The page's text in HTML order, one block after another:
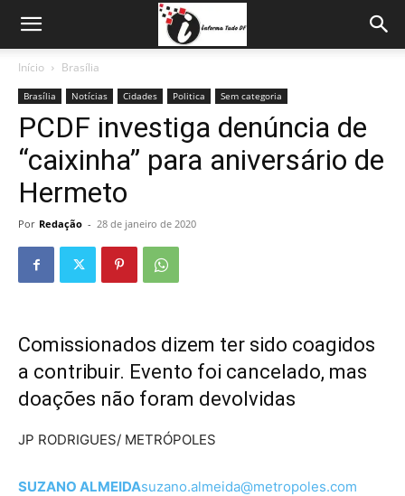
Início Brasília
Brasília Notícias Cidades Politica Sem categoria
PCDF investiga denúncia de
“caixinha” para aniversário de
Hermeto
Por Redação - 28 de janeiro de 2020
Comissionados dizem ter sido coagidos
a contribuir. Evento foi cancelado, mas
doações não foram devolvidas
JP RODRIGUES/ METRÓPOLES
SUZANO ALMEIDAsuzano.almeida@metropoles.com